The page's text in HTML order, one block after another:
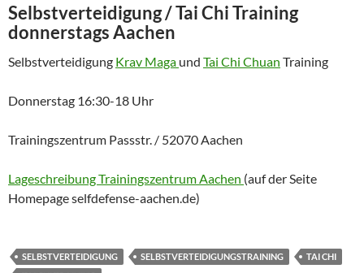
Selbstverteidigung / Tai Chi Training
donnerstags Aachen
Selbstverteidigung Krav Maga und Tai Chi Chuan Training
Donnerstag 16:30-18 Uhr
Trainingszentrum Passstr. / 52070 Aachen
Lageschreibung Trainingszentrum Aachen (auf der Seite
Homepage selfdefense-aachen.de)
SELBSTVERTEIDIGUNG SELBSTVERTEIDIGUNGSTRAINING
TAI CHI